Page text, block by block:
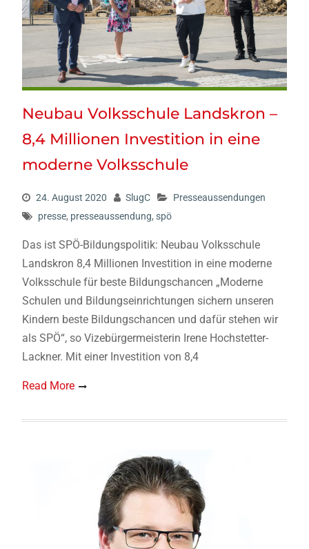
Neubau Volksschule Landskron –
8,4 Millionen Investition in eine
moderne Volksschule
24. August 2020 SlugC
Presseaussendungen
presse, presseaussendung, spö
Das ist SPÖ-Bildungspolitik: Neubau Volksschule
Landskron 8,4 Millionen Investition in eine moderne
Volksschule für beste Bildungschancen „Moderne
Schulen und Bildungseinrichtungen sichern unseren
Kindern beste Bildungschancen und dafür stehen wir
als SPÖ“, so Vizebürgermeisterin Irene Hochstetter-
Lackner. Mit einer Investition von 8,4
Read More